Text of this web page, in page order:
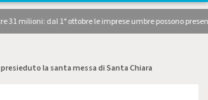
dal 1° ottobre le imprese umbre possono
la santa messa di Santa Chiara